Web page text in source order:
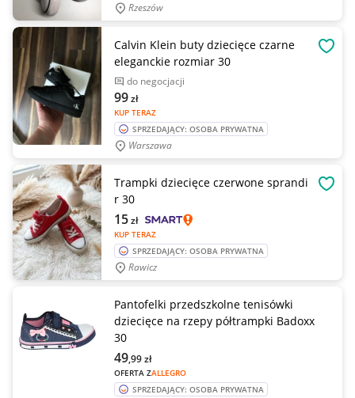
Rzeszów
Calvin Klein buty dziecięce czarne
eleganckie rozmiar 30
do negocjacji
KUP TERAZ
99zł
SPRZEDAJĄCY: OSOBA PRYWATNA
Warszawa
Trampki dziecięce czerwone sprandi
r 30
KUP TERAZ
15zł
SPRZEDAJĄCY: OSOBA PRYWATNA
Rawicz
Pantofelki przedszkolne tenisówki
dziecięce na rzepy półtrampki Badoxx
30
OFERTA ZALLEGRO
49,99zł
SPRZEDAJĄCY: OSOBA PRYWATNA